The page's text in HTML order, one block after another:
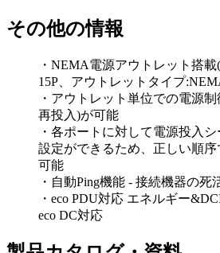
その他の情報
・NEMA電源アウトレット搭
15P、アウトレットタイプ
・アウトレット単位での電源
再投入)が可能
・各ポートに対して電源投入
設定ができるため、正しい順
可能
・自動Ping機能 - 接続機器の死
・eco PDU対応 エネルギー
eco DC対応